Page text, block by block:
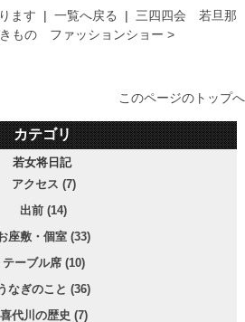
ます | 一覧へ戻る | 三四四会 若旦那
もの ファッションショー >
このページのトップへ
カテゴリ
若女将日記
アクセス (7)
出前 (14)
座敷・個室 (33)
テーブル席 (10)
なぎのこと (36)
喜代川の歴史 (7)